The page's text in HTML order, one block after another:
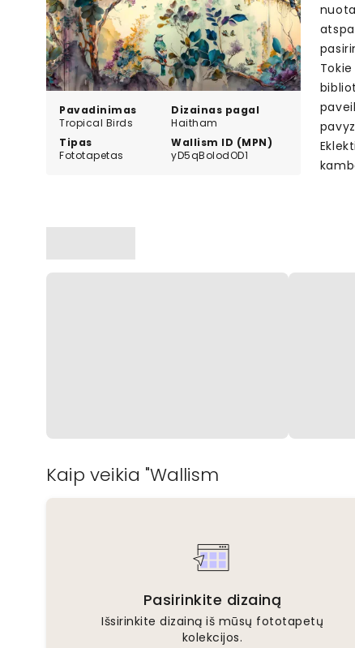
Pavadinimas
Tropical Birds
Dizainas pagal
Haitham
Tipas
Fototapetas
Wallism ID (MPN)
yD5qBolodOD1
Kaip veikia "Wallism
Pasirinkite dizainą
Išsirinkite dizainą iš mūsų fototapetų
kolekcijos.